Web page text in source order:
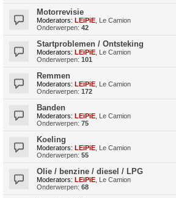
Motorrevisie
Moderators: LEiPiE Le Camion
Onderwerpen: 42
Startproblemen / Ontsteking
Moderators: LEiPiE Le Camion
Onderwerpen: 101
Remmen
Moderators: LEiPiE Le Camion
Onderwerpen: 172
Banden
Moderators: LEiPiE Le Camion
Onderwerpen: 75
Koeling
Moderators: LEiPiE Le Camion
Onderwerpen: 55
Olie / benzine / diesel / LPG
Moderators: LEiPiE Le Camion
Onderwerpen: 68